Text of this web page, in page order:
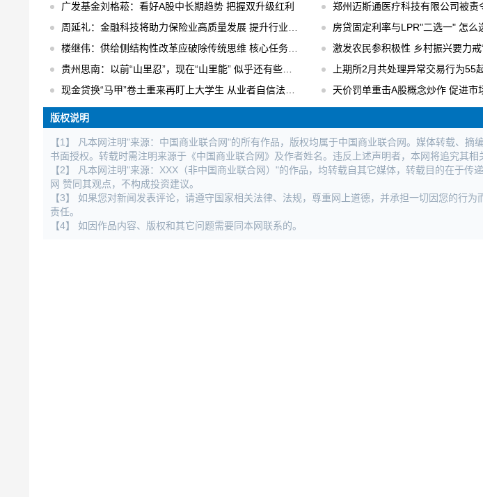
广发基金刘格菘：看好A股中长期趋势 把握双升级红利
郑州迈斯通医疗科技有限公司被责
周延礼：金融科技将助力保险业高质量发展 提升行业业务效率
房贷固定利率与LPR"二选一" 怎么选?
楼继伟：供给侧结构性改革应破除传统思维 核心任务是“三去一降一补”
激发农民参积极性 乡村振兴要力戒
贵州思南：以前“山里忍”，现在“山里能” 似乎还有些不适应
上期所2月共处理异常交易行为55起 涉嫌违规
现金贷换“马甲”卷土重来再盯上大学生 从业者自信法规完全管不着
天价罚单重击A股概念炒作 促进市
版权说明
【1】 凡本网注明"来源：中国商业联合网"的所有作品，版权均属于中国商业联合网。媒体转载、摘
书面授权。转载时需注明来源于《中国商业联合网》及作者姓名。违反上述声明者，本网将追究其相
【2】 凡本网注明"来源：XXX（非中国商业联合网）"的作品，均转载自其它媒体，转载目的在于传
网 赞同其观点，不构成投资建议。
【3】 如果您对新闻发表评论，请遵守国家相关法律、法规，尊重网上道德，并承担一切因您的行为
责任。
【4】 如因作品内容、版权和其它问题需要同本网联系的。